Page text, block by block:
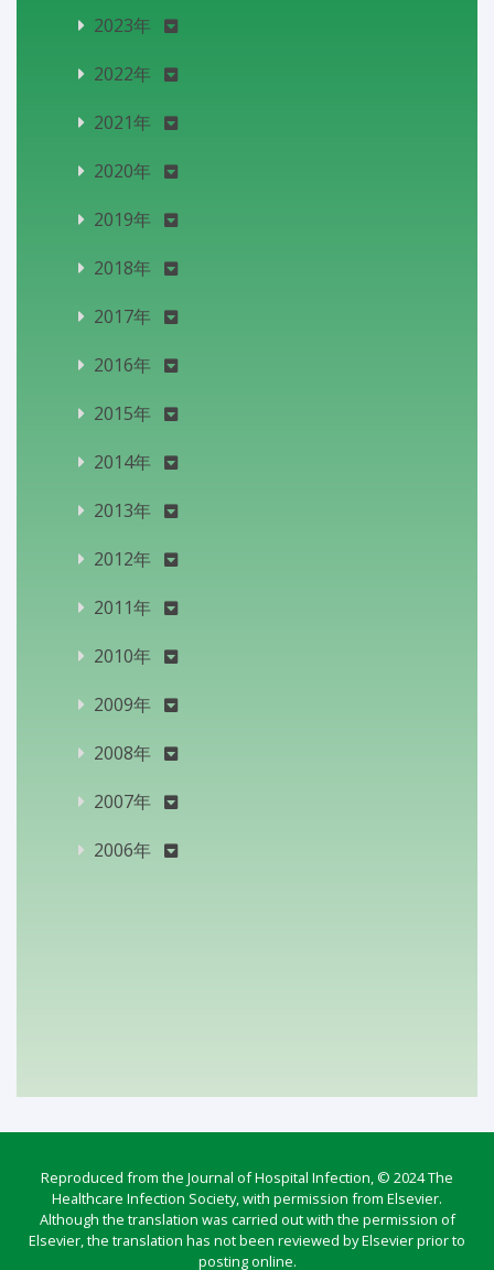
2023年
2022年
2021年
2020年
2019年
2018年
2017年
2016年
2015年
2014年
2013年
2012年
2011年
2010年
2009年
2008年
2007年
2006年
Reproduced from the Journal of Hospital Infection, © 2024 The
Healthcare Infection Society, with permission from Elsevier.
Although the translation was carried out with the permission of
Elsevier, the translation has not been reviewed by Elsevier prior to
posting online.